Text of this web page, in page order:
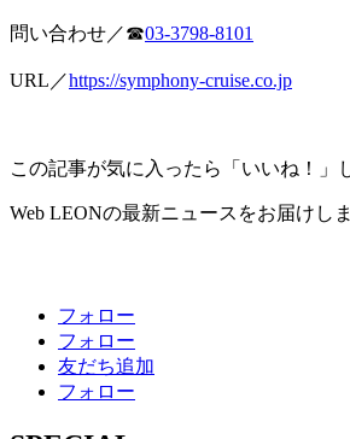
問い合わせ／☎03-3798-8101
URL／https://symphony-cruise.co.jp
この記事が気に入ったら「いいね！」
Web LEONの最新ニュースをお届けしま
フォロー
フォロー
友だち追加
フォロー